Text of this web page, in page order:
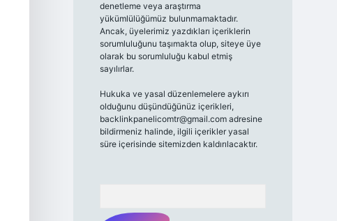
denetleme veya araştırma
yükümlülüğümüz bulunmamaktadır.
Ancak, üyelerimiz yazdıkları içeriklerin
sorumluluğunu taşımakta olup, siteye üye
olarak bu sorumluluğu kabul etmiş
sayılırlar.
Hukuka ve yasal düzenlemelere aykırı
olduğunu düşündüğünüz içerikleri,
backlinkpanelicomtr@gmail.comadresine
bildirmeniz halinde, ilgili içerikler yasal
süre içerisinde sitemizden kaldırılacaktır.